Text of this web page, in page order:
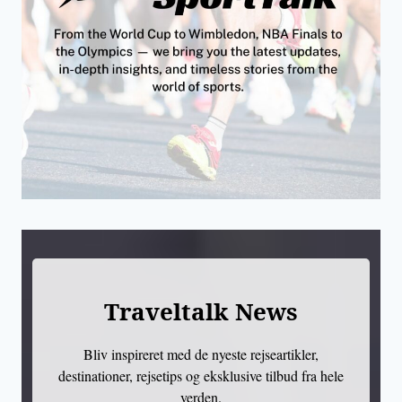
Traveltalk News
Bliv inspireret med de nyeste rejseartikler,
destinationer, rejsetips og eksklusive tilbud fra hele
verden.